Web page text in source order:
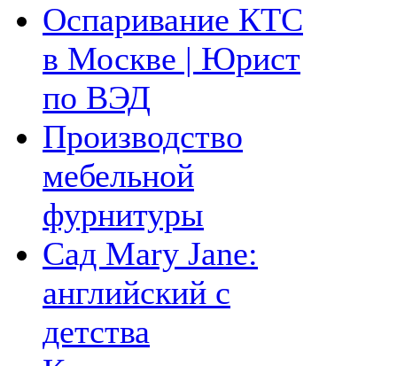
Оспаривание КТС
в Москве | Юрист
по ВЭД
Производство
мебельной
фурнитуры
Сад Mary Jane:
английский с
детства